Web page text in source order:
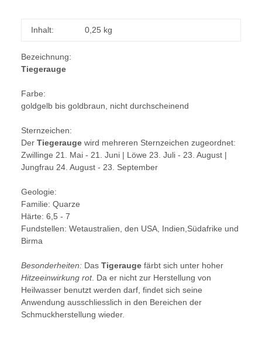
Bezeichnung:
Tiegerauge
Farbe:
goldgelb bis goldbraun, nicht durchscheinend
Sternzeichen:
Der Tiegerauge wird mehreren Sternzeichen zugeordnet:
Zwillinge 21. Mai - 21. Juni | Löwe 23. Juli - 23. August |
Jungfrau 24. August - 23. September
Geologie:
Familie: Quarze
Härte: 6,5 - 7
Fundstellen: Wetaustralien, den USA, Indien,Südafrike und
Birma
Besonderheiten: Das Tigerauge färbt sich unter hoher
Hitzeeinwirkung rot. Da er nicht zur Herstellung von
Heilwasser benutzt werden darf, findet sich seine
Anwendung ausschliesslich in den Bereichen der
Schmuckherstellung wieder.
Inhalt: 0,25 kg